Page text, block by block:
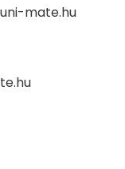
mate.hu